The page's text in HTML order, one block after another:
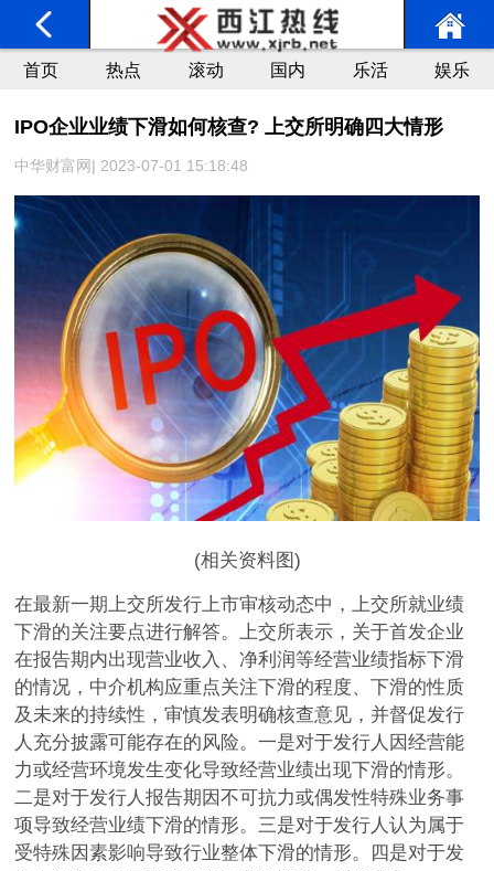
首页 热点 滚动 国内 乐活 娱乐
IPO企业业绩下滑如何核查? 上交所明确四大情形
中华财富网| 2023-07-01 15:18:48
(相关资料图)
在最新一期上交所发行上市审核动态中，上交所就业绩
下滑的关注要点进行解答。上交所表示，关于首发企业
在报告期内出现营业收入、净利润等经营业绩指标下滑
的情况，中介机构应重点关注下滑的程度、下滑的性质
及未来的持续性，审慎发表明确核查意见，并督促发行
人充分披露可能存在的风险。一是对于发行人因经营能
力或经营环境发生变化导致经营业绩出现下滑的情形。
二是对于发行人报告期因不可抗力或偶发性特殊业务事
项导致经营业绩下滑的情形。三是对于发行人认为属于
受特殊因素影响导致行业整体下滑的情形。四是对于发